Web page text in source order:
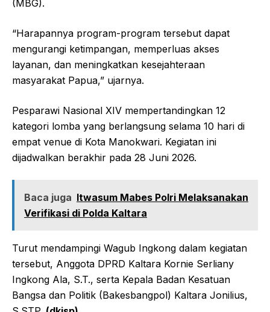
(MBG).
“Harapannya program-program tersebut dapat
mengurangi ketimpangan, memperluas akses
layanan, dan meningkatkan kesejahteraan
masyarakat Papua,” ujarnya.
Pesparawi Nasional XIV mempertandingkan 12
kategori lomba yang berlangsung selama 10 hari di
empat venue di Kota Manokwari. Kegiatan ini
dijadwalkan berakhir pada 28 Juni 2026.
Baca juga Itwasum Mabes Polri Melaksanakan
Verifikasi di Polda Kaltara
Turut mendampingi Wagub Ingkong dalam kegiatan
tersebut, Anggota DPRD Kaltara Kornie Serliany
Ingkong Ala, S.T., serta Kepala Badan Kesatuan
Bangsa dan Politik (Bakesbangpol) Kaltara Jonilius,